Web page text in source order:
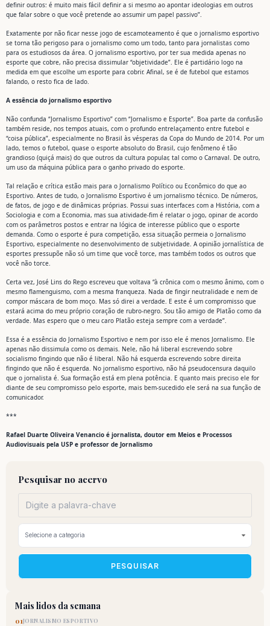
definir outros: é muito mais fácil definir a si mesmo ao apontar ideologias em outros
que falar sobre o que você pretende ao assumir um papel passivo”.
Exatamente por não ficar nesse jogo de escamoteamento é que o jornalismo esportivo
se torna tão perigoso para o jornalismo como um todo, tanto para jornalistas como
para os estudiosos da área. O jornalismo esportivo, por ter sua medida apenas no
esporte que cobre, não precisa dissimular “objetividade”. Ele é partidário logo na
medida em que escolhe um esporte para cobrir. Afinal, se é de futebol que estamos
falando, o resto fica de lado.
A essência do jornalismo esportivo
Não confunda “Jornalismo Esportivo” com “Jornalismo e Esporte”. Boa parte da confusão
também reside, nos tempos atuais, com o profundo entrelaçamento entre futebol e
“coisa pública”, especialmente no Brasil às vésperas da Copa do Mundo de 2014. Por um
lado, temos o futebol, quase o esporte absoluto do Brasil, cujo fenômeno é tão
grandioso (quiçá mais) do que outros da cultura popular, tal como o Carnaval. De outro,
um uso da máquina pública para o ganho privado do esporte.
Tal relação e crítica estão mais para o Jornalismo Político ou Econômico do que ao
Esportivo. Antes de tudo, o Jornalismo Esportivo é um jornalismo técnico. De números,
de fatos, de jogo e de dinâmicas próprias. Possui suas interfaces com a História, com a
Sociologia e com a Economia, mas sua atividade-fim é relatar o jogo, opinar de acordo
com os parâmetros postos e entrar na lógica de interesse público que o esporte
demanda. Como o esporte é pura competição, essa situação permeia o Jornalismo
Esportivo, especialmente no desenvolvimento de subjetividade. A opinião jornalística de
esportes pressupõe não só um time que você torce, mas também todos os outros que
você não torce.
Certa vez, José Lins do Rego escreveu que voltava “à crônica com o mesmo ânimo, com o
mesmo flamenguismo, com a mesma franqueza. Nada de fingir neutralidade e nem de
compor máscara de bom moço. Mas só direi a verdade. E este é um compromisso que
estará acima do meu próprio coração de rubro-negro. Sou tão amigo de Platão como da
verdade. Mas espero que o meu caro Platão esteja sempre com a verdade”.
Essa é a essência do Jornalismo Esportivo e nem por isso ele é menos Jornalismo. Ele
apenas não dissimula como os demais. Nele, não há liberal escrevendo sobre
socialismo fingindo que não é liberal. Não há esquerda escrevendo sobre direita
fingindo que não é esquerda. No jornalismo esportivo, não há pseudocensura daquilo
que o jornalista é. Sua formação está em plena potência. E quanto mais preciso ele for
diante de seu compromisso pelo esporte, mais bem-sucedido ele será na sua função de
comunicador.
***
Rafael Duarte Oliveira Venancio é jornalista, doutor em Meios e Processos
Audiovisuais pela USP e professor de Jornalismo
Pesquisar no acervo
PESQUISAR
Mais lidos da semana
01JORNALISMO ESPORTIVO